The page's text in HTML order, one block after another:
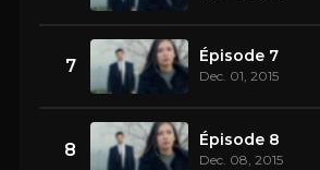
7 Épisode 7
Dec. 01, 2015
8 Épisode 8
Dec. 08, 2015